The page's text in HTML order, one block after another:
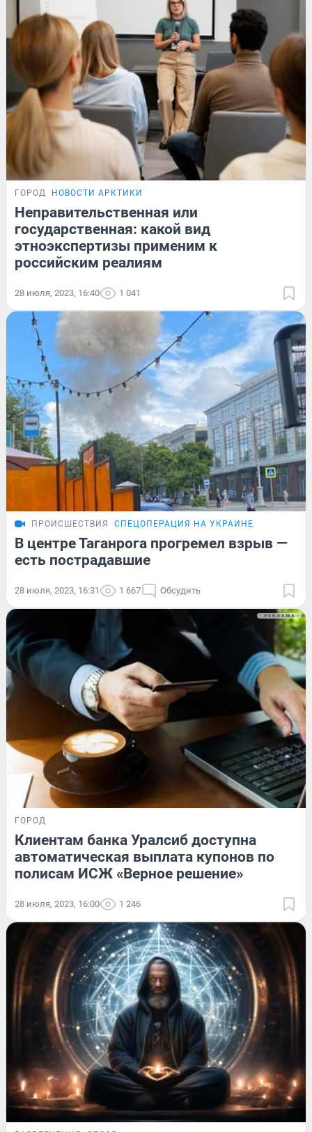
ГОРОД НОВОСТИ АРКТИКИ
Неправительственная или
государственная: какой вид
этноэкспертизы применим к
российским реалиям
28 июля, 2023, 16:40 1 041
ПРОИСШЕСТВИЯ СПЕЦОПЕРАЦИЯ НА УКРАИНЕ
В центре Таганрога прогремел взрыв —
есть пострадавшие
28 июля, 2023, 16:31 1 667 Обсудить
ГОРОД
Клиентам банка Уралсиб доступна
автоматическая выплата купонов по
полисам ИСЖ «Верное решение»
28 июля, 2023, 16:00 1 246